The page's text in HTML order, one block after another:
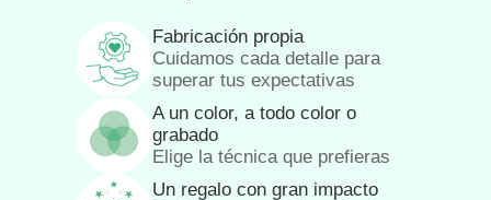
Fabricación propia
Cuidamos cada detalle para
superar tus expectativas
A un color, a todo color o
grabado
Elige la técnica que prefieras
Un regalo con gran impacto